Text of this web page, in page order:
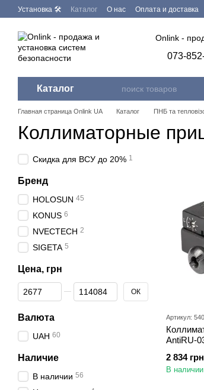
Перейти к основному контенту
Установка 🛠 Каталог О нас Оплата и доставка
Onlink -
073-
Каталог
Главная страница Onlink UA Каталог ПНБ та
Коллиматорные
Артикул:
AntiRU-
2 834 грн
В наличии
Скидка для ВСУ до 20% 1
Бренд
HOLOSUN 45
KONUS 6
NVECTECH 2
SIGETA 5
Цена, грн
От Цена, грн
До Цена, грн ОК
Валюта
UAH 60
Наличие
В наличии 56